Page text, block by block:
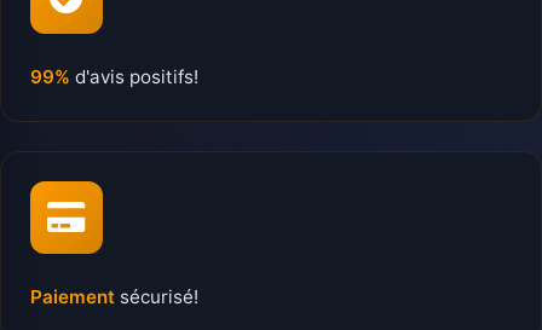
99% d'avis positifs!
Paiement sécurisé!